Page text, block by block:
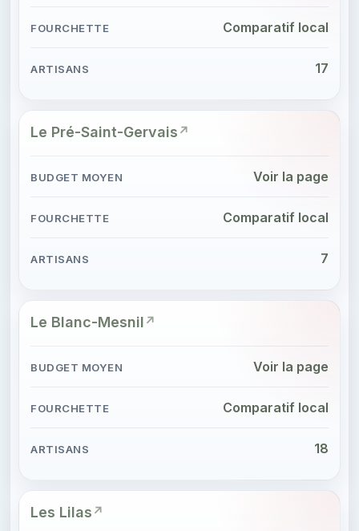
Comparatif local
17
Le Pré-Saint-Gervais
Voir la page
Comparatif local
7
Le Blanc-Mesnil
Voir la page
Comparatif local
18
Les Lilas